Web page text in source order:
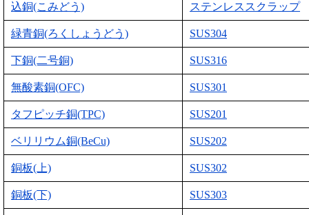
込銅(こみどう) ステンレススクラップ
緑青銅(ろくしょうどう) SUS304
下銅(二号銅) SUS316
無酸素銅(OFC) SUS301
タフピッチ銅(TPC) SUS201
ベリリウム銅(BeCu) SUS202
銅板(上) SUS302
銅板(下) SUS303